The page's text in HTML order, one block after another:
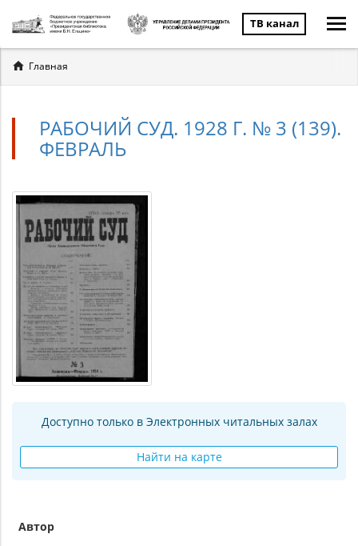
ТВ канал
Вы
здесь
Главная
РАБОЧИЙ СУД. 1928 Г. № 3 (139).
ФЕВРАЛЬ
Доступно только в Электронных читальных залах
Найти на карте
Автор